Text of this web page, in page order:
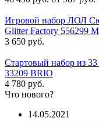
Игровой набор ЛОЛ
Glitter Factory 556299
3 650 руб.
Стартовый набор из 33
33209 BRIO
4 780 руб.
Что нового?
14.05.2021